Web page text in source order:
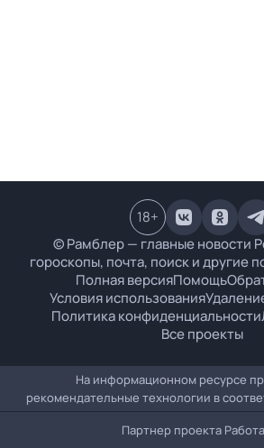
© Рамблер — главные новости
гороскопы, почта, поиск и другие
Полная версияПомощь
Условия использования
Политика конфиденциальности
Все проекты
18+
На информационном ресурсе
рекомендательные технологии в
Партнер проекта